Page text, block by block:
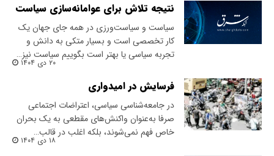
نتیجه تلاش برای عوامانه‌سازی سیاست
سیاست و سیاست‌ورزی در همه جای جهان یک
کار تخصصی است و بسیار متکی به دانش و
تجربه سیاسی‌ یا بهتر است بگوییم سیاست نیز…
۲۰ دی ۱۴۰۴
فرسایش در امیدواری
در جامعه‌شناسی سیاسی، اعتراضات اجتماعی
صرفا به‌عنوان واکنش‌های مقطعی به یک بحران
خاص فهم نمی‌شوند، بلکه اغلب در قالب…
۱۸ دی ۱۴۰۴